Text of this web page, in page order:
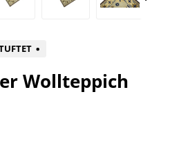
Wollteppich